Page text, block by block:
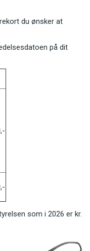
du ønsker at
på dit
som i 2026 er kr.